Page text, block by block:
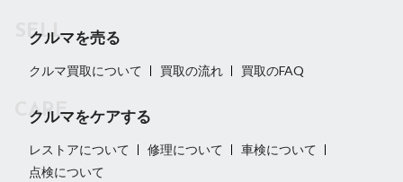
クルマを売る
クルマ買取について 買取の流れ 買取のFAQ
クルマをケアする
レストアについて 修理について
車検について
点検について